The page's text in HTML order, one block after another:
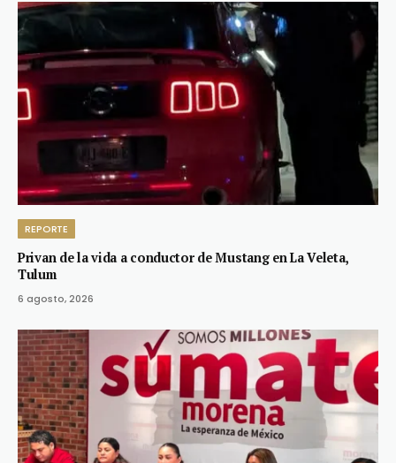
REPORTE
Privan de la vida a conductor de Mustang en La Veleta,
Tulum
6 agosto, 2026